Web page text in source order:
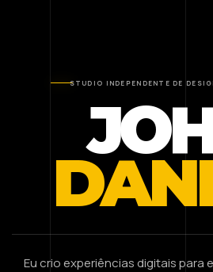
STUDIO INDEPENDENTE DE
Eu crio experiências digitais para